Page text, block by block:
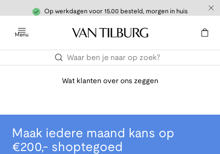
Op werkdagen voor 15.00 besteld, morgen in huis
Menu
Wat klanten over ons zeggen
Maak iedere maand kans op
€200,- shoptegoed